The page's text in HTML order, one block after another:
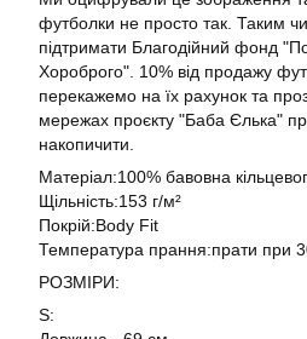
футболки не просто так. Таким
підтримати Благодійний фонд
Хороброго". 10% від продажу
перекажемо на їх рахунок та
мережах проєкту "Баба Єлька"
накопичити.
Матеріал:100% бавовна
Щільність:153 г/м²
Покрій:Body Fit
Температура прання:прати при
РОЗМІРИ:
S: